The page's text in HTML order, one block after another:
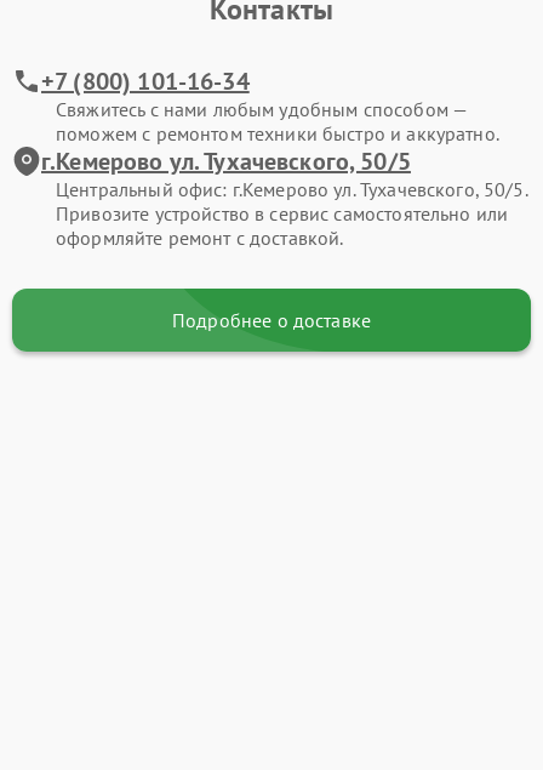
Контакты
+7 (800) 101-16-34
Свяжитесь с нами любым удобным способом —
поможем с ремонтом техники быстро и аккуратно.
г.Кемерово ул. Тухачевского, 50/5
Центральный офис: г.Кемерово ул. Тухачевского, 50/5.
Привозите устройство в сервис самостоятельно или
оформляйте ремонт с доставкой.
Подробнее о доставке